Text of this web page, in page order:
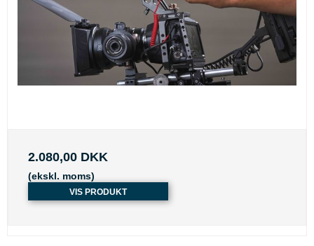
2.080,00 DKK
(ekskl. moms)
VIS PRODUKT